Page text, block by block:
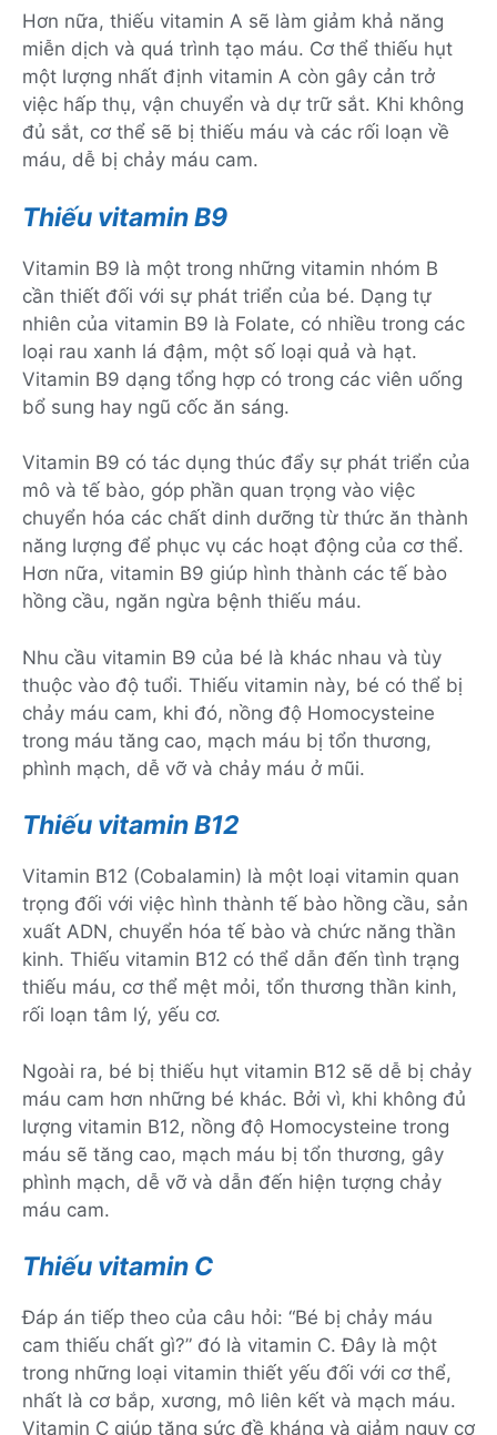
Hơn nữa, thiếu vitamin A sẽ làm giảm khả năng
miễn dịch và quá trình tạo máu. Cơ thể thiếu hụt
một lượng nhất định vitamin A còn gây cản trở
việc hấp thụ, vận chuyển và dự trữ sắt. Khi không
đủ sắt, cơ thể sẽ bị thiếu máu và các rối loạn về
máu, dễ bị chảy máu cam.
Thiếu vitamin B9
Vitamin B9 là một trong những vitamin nhóm B
cần thiết đối với sự phát triển của bé. Dạng tự
nhiên của vitamin B9 là Folate, có nhiều trong các
loại rau xanh lá đậm, một số loại quả và hạt.
Vitamin B9 dạng tổng hợp có trong các viên uống
bổ sung hay ngũ cốc ăn sáng.
Vitamin B9 có tác dụng thúc đẩy sự phát triển của
mô và tế bào, góp phần quan trọng vào việc
chuyển hóa các chất dinh dưỡng từ thức ăn thành
năng lượng để phục vụ các hoạt động của cơ thể.
Hơn nữa, vitamin B9 giúp hình thành các tế bào
hồng cầu, ngăn ngừa bệnh thiếu máu.
Nhu cầu vitamin B9 của bé là khác nhau và tùy
thuộc vào độ tuổi. Thiếu vitamin này, bé có thể bị
chảy máu cam, khi đó, nồng độ Homocysteine
trong máu tăng cao, mạch máu bị tổn thương,
phình mạch, dễ vỡ và chảy máu ở mũi.
Thiếu vitamin B12
Vitamin B12 (Cobalamin) là một loại vitamin quan
trọng đối với việc hình thành tế bào hồng cầu, sản
xuất ADN, chuyển hóa tế bào và chức năng thần
kinh. Thiếu vitamin B12 có thể dẫn đến tình trạng
thiếu máu, cơ thể mệt mỏi, tổn thương thần kinh,
rối loạn tâm lý, yếu cơ.
Ngoài ra, bé bị thiếu hụt vitamin B12 sẽ dễ bị chảy
máu cam hơn những bé khác. Bởi vì, khi không đủ
lượng vitamin B12, nồng độ Homocysteine trong
máu sẽ tăng cao, mạch máu bị tổn thương, gây
phình mạch, dễ vỡ và dẫn đến hiện tượng chảy
máu cam.
Thiếu vitamin C
Đáp án tiếp theo của câu hỏi: “Bé bị chảy máu
cam thiếu chất gì?” đó là vitamin C. Đây là một
trong những loại vitamin thiết yếu đối với cơ thể,
nhất là cơ bắp, xương, mô liên kết và mạch máu.
Vitamin C giúp tăng sức đề kháng và giảm nguy cơ